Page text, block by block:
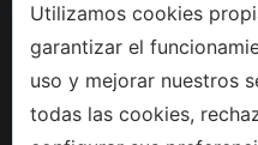
666533308
Utilizamos cookies
garantizar el
uso y mejorar nuestros
todas las cookies,